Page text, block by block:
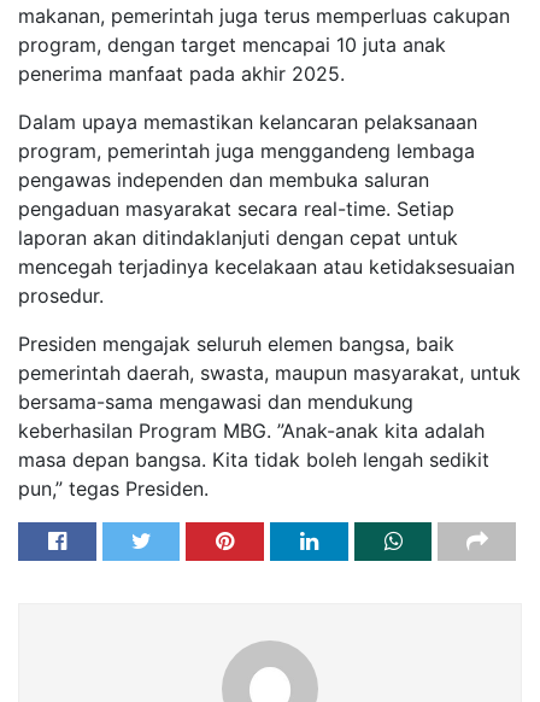
makanan, pemerintah juga terus memperluas cakupan
program, dengan target mencapai 10 juta anak
penerima manfaat pada akhir 2025.
Dalam upaya memastikan kelancaran pelaksanaan
program, pemerintah juga menggandeng lembaga
pengawas independen dan membuka saluran
pengaduan masyarakat secara real-time. Setiap
laporan akan ditindaklanjuti dengan cepat untuk
mencegah terjadinya kecelakaan atau ketidaksesuaian
prosedur.
Presiden mengajak seluruh elemen bangsa, baik
pemerintah daerah, swasta, maupun masyarakat, untuk
bersama-sama mengawasi dan mendukung
keberhasilan Program MBG. ”Anak-anak kita adalah
masa depan bangsa. Kita tidak boleh lengah sedikit
pun,” tegas Presiden.